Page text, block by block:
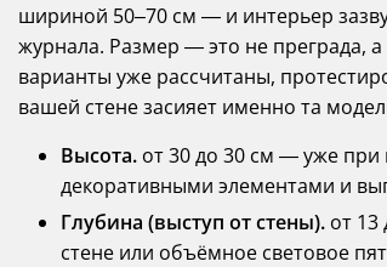
шириной 50–70 см — и интерьер
журнала. Размер — это не преграда,
варианты уже рассчитаны,
вашей стене засияет именно та
Высота. от 30 до 30 см — уже
декоративными элементами и
Глубина (выступ от стены). от 13
стене или объёмное световое